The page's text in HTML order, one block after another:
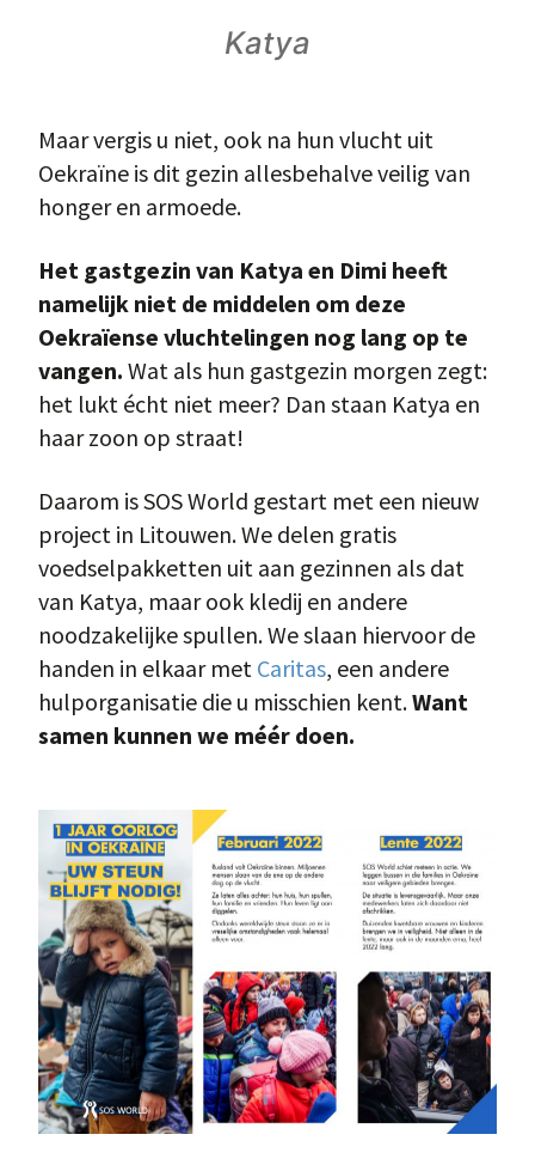
Katya
Maar vergis u niet, ook na hun vlucht uit
Oekraïne is dit gezin allesbehalve veilig van
honger en armoede.
Het gastgezin van Katya en Dimi heeft
namelijk niet de middelen om deze
Oekraïense vluchtelingen nog lang op te
vangen. Wat als hun gastgezin morgen zegt:
het lukt écht niet meer? Dan staan Katya en
haar zoon op straat!
Daarom is SOS World gestart met een nieuw
project in Litouwen. We delen gratis
voedselpakketten uit aan gezinnen als dat
van Katya, maar ook kledij en andere
noodzakelijke spullen. We slaan hiervoor de
handen in elkaar met Caritas, een andere
hulporganisatie die u misschien kent.Want
samen kunnen we méér doen.